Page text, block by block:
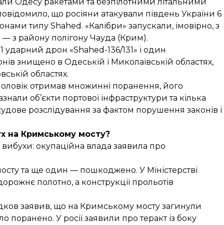
, що росіяни атакували південь України 6
типу Shahed. «Калібри» запускали, імовірно, з
— з району полігону Чауда (Крим).
дрон «Shahed-136/131» і один
знищено в Одеській і Миколаївській областях,
областях.
отримав множинні поранення, його
об’єкти портової інфраструктури та кілька
розслідування за фактом порушення законів і
на Кримському мосту?
окупаційна влада заявила про
та ще один — пошкоджено. У Міністерстві
полотно, а конструкції прольотів
заявив, що на Кримському мосту загинули
поранено. У росії заявили про теракт із боку